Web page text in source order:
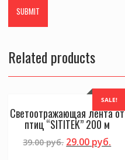
Related products
SALE!
Светоотражающая лента от
птиц “SITITEK” 200 м
39.00руб. 29.00 руб.